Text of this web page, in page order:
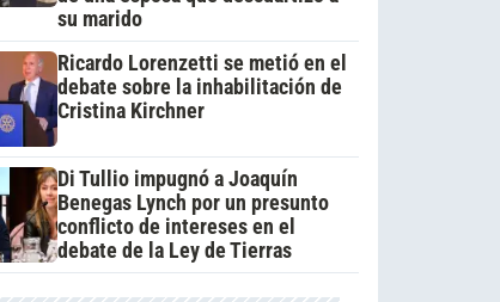
su marido
Ricardo Lorenzetti se metió en el
debate sobre la inhabilitación de
Cristina Kirchner
Di Tullio impugnó a Joaquín
Benegas Lynch por un presunto
conflicto de intereses en el
debate de la Ley de Tierras